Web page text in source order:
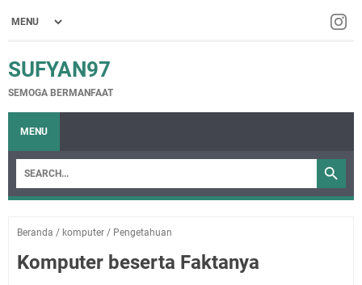
SUFYAN97
SEMOGA BERMANFAAT
MENU
Beranda / komputer / Pengetahuan
Komputer beserta Faktanya